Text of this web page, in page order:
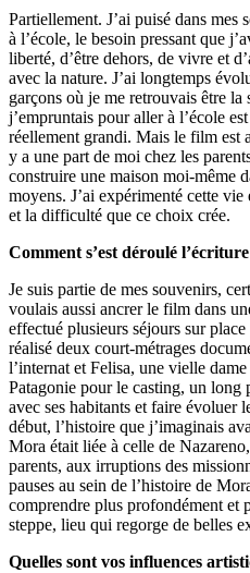
Partiellement. J’ai puisé dans mes
à l’école, le besoin pressant que
liberté, d’être dehors, de vivre et
avec la nature. J’ai longtemps
garçons où je me retrouvais être
j’empruntais pour aller à l’école
réellement grandi. Mais le film est
y a une part de moi chez les
construire une maison moi-même
moyens. J’ai expérimenté cette
et la difficulté que ce choix crée.
Comment s’est déroulé
Je suis partie de mes souvenirs,
voulais aussi ancrer le film dans
effectué plusieurs séjours sur
réalisé deux court-métrages
l’internat et Felisa, une vielle
Patagonie pour le casting, un long
avec ses habitants et faire évoluer
début, l’histoire que j’imaginais
Mora était liée à celle de
parents, aux irruptions des
pauses au sein de l’histoire de
comprendre plus profondément
steppe, lieu qui regorge de belles
Quelles sont vos influences